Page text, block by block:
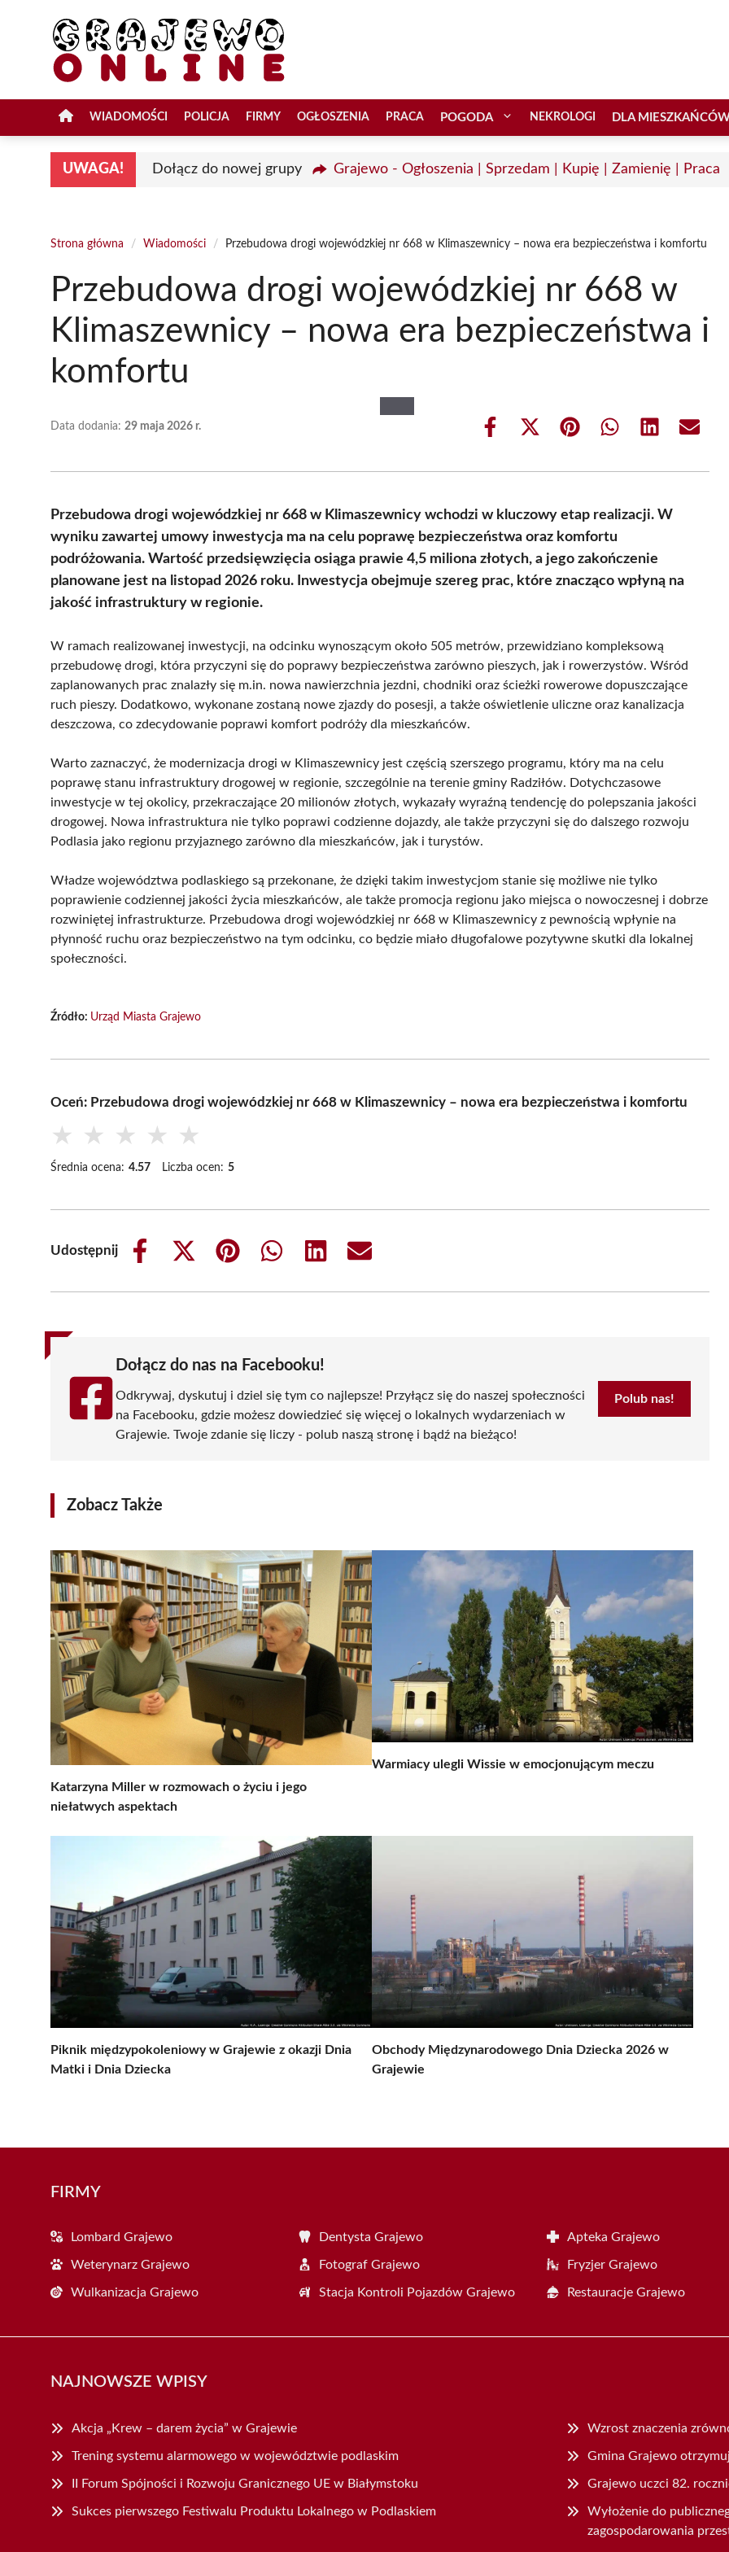
WIADOMOŚCI POLICJA FIRMY OGŁOSZENIA PRACA POGODA NEKROLOGI DLA
UWAGA! Dołącz do nowej grupy Grajewo - Ogłoszenia | Sprzedam | Kupię | Zamienię | Praca
Strona główna / Wiadomości / Przebudowa drogi wojewódzkiej nr 668 w Klimaszewnicy – nowa era bezpieczeństwa i komfortu
Przebudowa drogi wojewódzkiej nr 668 w
Klimaszewnicy – nowa era bezpieczeństwa i
komfortu
Data dodania: 29 maja 2026 r.
Share
Share
(Twitter)
Share Share Share Share
Przebudowa drogi wojewódzkiej nr 668 w Klimaszewnicy wchodzi w kluczowy etap realizacji. W
wyniku zawartej umowy inwestycja ma na celu poprawę bezpieczeństwa oraz komfortu
podróżowania. Wartość przedsięwzięcia osiąga prawie 4,5 miliona złotych, a jego zakończenie
planowane jest na listopad 2026 roku. Inwestycja obejmuje szereg prac, które znacząco wpłyną na
jakość infrastruktury w regionie.
W ramach realizowanej inwestycji, na odcinku wynoszącym około 505 metrów, przewidziano kompleksową
przebudowę drogi, która przyczyni się do poprawy bezpieczeństwa zarówno pieszych, jak i rowerzystów. Wśród
zaplanowanych prac znalazły się m.in. nowa nawierzchnia jezdni, chodniki oraz ścieżki rowerowe dopuszczające
ruch pieszy. Dodatkowo, wykonane zostaną nowe zjazdy do posesji, a także oświetlenie uliczne oraz kanalizacja
deszczowa, co zdecydowanie poprawi komfort podróży dla mieszkańców.
Warto zaznaczyć, że modernizacja drogi w Klimaszewnicy jest częścią szerszego programu, który ma na celu
poprawę stanu infrastruktury drogowej w regionie, szczególnie na terenie gminy Radziłów. Dotychczasowe
inwestycje w tej okolicy, przekraczające 20 milionów złotych, wykazały wyraźną tendencję do polepszania jakości
drogowej. Nowa infrastruktura nie tylko poprawi codzienne dojazdy, ale także przyczyni się do dalszego rozwoju
Podlasia jako regionu przyjaznego zarówno dla mieszkańców, jak i turystów.
Władze województwa podlaskiego są przekonane, że dzięki takim inwestycjom stanie się możliwe nie tylko
poprawienie codziennej jakości życia mieszkańców, ale także promocja regionu jako miejsca o nowoczesnej i dobrze
rozwiniętej infrastrukturze. Przebudowa drogi wojewódzkiej nr 668 w Klimaszewnicy z pewnością wpłynie na
płynność ruchu oraz bezpieczeństwo na tym odcinku, co będzie miało długofalowe pozytywne skutki dla lokalnej
społeczności.
Źródło: Urząd Miasta Grajewo
Oceń: Przebudowa drogi wojewódzkiej nr 668 w Klimaszewnicy – nowa era bezpieczeństwa i komfortu
★ ★ ★ ★ ★
Średnia ocena: 4.57 Liczba ocen: 5
Udostępnij
Share
Share
(Twitter)
Share
Share
Share
Share
Dołącz do nas na Facebooku!
Odkrywaj, dyskutuj i dziel się tym co najlepsze! Przyłącz się do naszej społeczności
na Facebooku, gdzie możesz dowiedzieć się więcej o lokalnych wydarzeniach w
Grajewie. Twoje zdanie się liczy - polub naszą stronę i bądź na bieżąco!
Polub nas!
Zobacz Także
Katarzyna Miller w rozmowach o życiu i jego
niełatwych aspektach
Warmiacy ulegli Wissie w emocjonującym meczu
Piknik międzypokoleniowy w Grajewie z okazji Dnia
Matki i Dnia Dziecka
Obchody Międzynarodowego Dnia Dziecka 2026 w
Grajewie
FIRMY
Lombard Grajewo Dentysta Grajewo Apteka Grajewo
Weterynarz Grajewo Fotograf Grajewo Fryzjer Grajewo
Wulkanizacja Grajewo Stacja Kontroli Pojazdów Grajewo Restauracje Grajewo
NAJNOWSZE WPISY
Akcja „Krew – darem życia” w Grajewie Wzrost znaczenia
Trening systemu alarmowego w województwie podlaskim Gmina Grajewo
II Forum Spójności i Rozwoju Granicznego UE w Białymstoku Grajewo uczci 82.
Sukces pierwszego Festiwalu Produktu Lokalnego w Podlaskiem
Wyłożenie do
zagospodarowania